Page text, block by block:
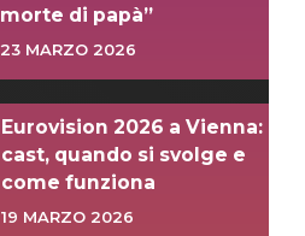
morte di papà”
23 MARZO 2026
Eurovision 2026 a Vienna:
cast, quando si svolge e
come funziona
19 MARZO 2026